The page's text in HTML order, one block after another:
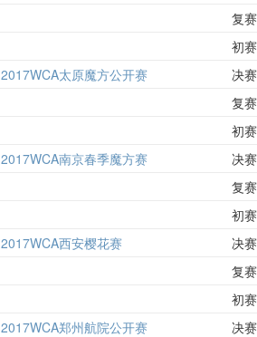
复赛
初赛
2017WCA太原魔方公开赛 决赛
复赛
初赛
2017WCA南京春季魔方赛 决赛
复赛
初赛
2017WCA西安樱花赛 决赛
复赛
初赛
2017WCA郑州航院公开赛 决赛